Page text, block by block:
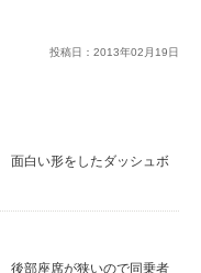
投稿日： 2013年02 月 19日
面白い形をしたダッシュボ
後部座席が狭いので同乗者